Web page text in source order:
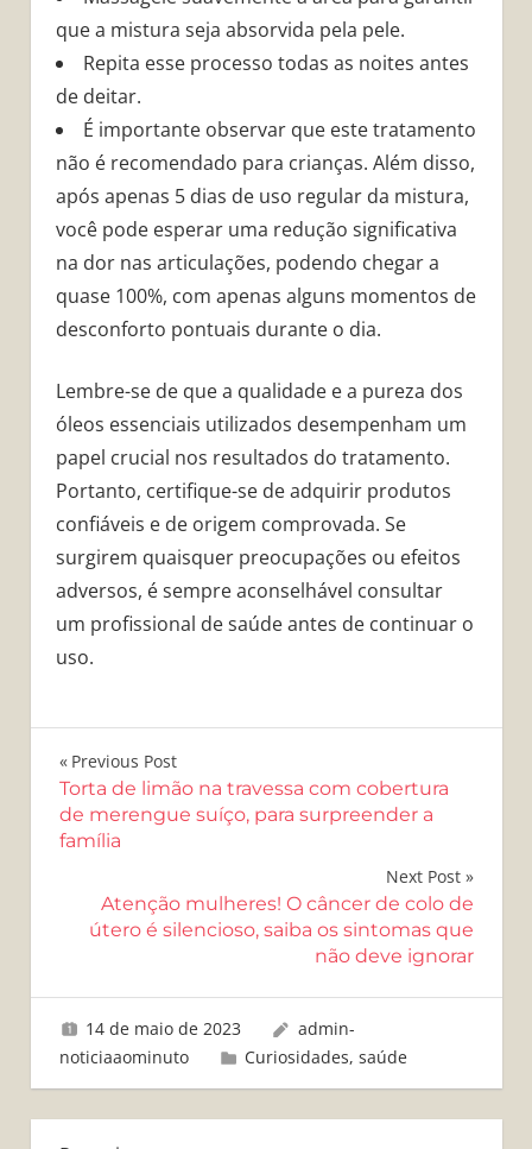
que a mistura seja absorvida pela pele.
Repita esse processo todas as noites antes
de deitar.
É importante observar que este tratamento
não é recomendado para crianças. Além disso,
após apenas 5 dias de uso regular da mistura,
você pode esperar uma redução significativa
na dor nas articulações, podendo chegar a
quase 100%, com apenas alguns momentos de
desconforto pontuais durante o dia.
Lembre-se de que a qualidade e a pureza dos
óleos essenciais utilizados desempenham um
papel crucial nos resultados do tratamento.
Portanto, certifique-se de adquirir produtos
confiáveis ​​e de origem comprovada. Se
surgirem quaisquer preocupações ou efeitos
adversos, é sempre aconselhável consultar
um profissional de saúde antes de continuar o
uso.
Navegação
de
Post
Previous Post
Torta de limão na travessa com cobertura
de merengue suíço, para surpreender a
família
Next Post
Atenção mulheres! O câncer de colo de
útero é silencioso, saiba os sintomas que
não deve ignorar
14 de maio de 2023
admin-
noticiaaominuto
Curiosidades,saúde